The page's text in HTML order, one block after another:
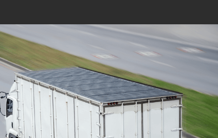
com equipe especializada
e profissionais
cuidadosos
Solicite seu orçamento personalizado e
online sem compromisso com a nossa
equipe, consulte a opção de contratar o
serviço para a região que você deseja